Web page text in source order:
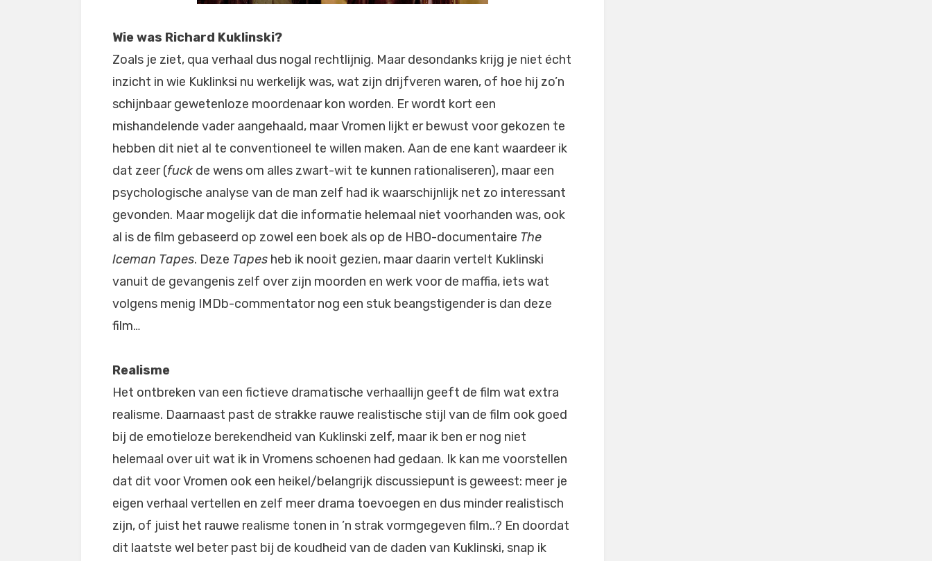
Wie was Richard Kuklinski?
Zoals je ziet, qua verhaal dus nogal rechtlijnig. Maar desondanks krijg je niet écht
inzicht in wie Kuklinksi nu werkelijk was, wat zijn drijfveren waren, of hoe hij zo’n
schijnbaar gewetenloze moordenaar kon worden. Er wordt kort een
mishandelende vader aangehaald, maar Vromen lijkt er bewust voor gekozen te
hebben dit niet al te conventioneel te willen maken. Aan de ene kant waardeer ik
dat zeer (fuckde wens om alles zwart-wit te kunnen rationaliseren), maar een
psychologische analyse van de man zelf had ik waarschijnlijk net zo interessant
gevonden. Maar mogelijk dat die informatie helemaal niet voorhanden was, ook
al is de film gebaseerd op zowel een boek als op de HBO-documentaire The
Iceman Tapes. Deze Tapes heb ik nooit gezien, maar daarin vertelt Kuklinski
vanuit de gevangenis zelf over zijn moorden en werk voor de maffia, iets wat
volgens menig IMDb-commentator nog een stuk beangstigender is dan deze
film…
Realisme
Het ontbreken van een fictieve dramatische verhaallijn geeft de film wat extra
realisme. Daarnaast past de strakke rauwe realistische stijl van de film ook goed
bij de emotieloze berekendheid van Kuklinski zelf, maar ik ben er nog niet
helemaal over uit wat ik in Vromens schoenen had gedaan. Ik kan me voorstellen
dat dit voor Vromen ook een heikel/belangrijk discussiepunt is geweest: meer je
eigen verhaal vertellen en zelf meer drama toevoegen en dus minder realistisch
zijn, of juist het rauwe realisme tonen in ’n strak vormgegeven film..? En doordat
dit laatste wel beter past bij de koudheid van de daden van Kuklinski, snap ik